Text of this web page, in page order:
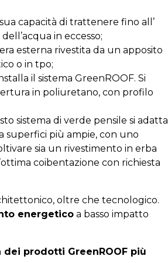
capacità di trattenere fino all’
in eccesso;
esterna rivestita da un apposito
o in tpo;
il sistema GreenROOF. Si
in poliuretano, con profilo
sistema di verde pensile si adatta
superfici più ampie, con uno
sia un rivestimento in erba
coibentazione con richiesta
oltre che tecnologico.
energetico a basso impatto
prodotti GreenROOF più